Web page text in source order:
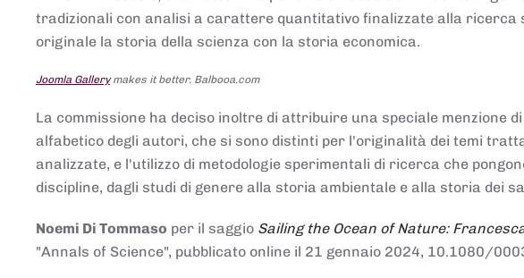
tradizionali con analisi a carattere quantitativo finalizzate alla
originale la storia della scienza con la storia economica.
Joomla Gallerymakes it better. Balbooa.com
La commissione ha deciso inoltre di attribuire una speciale menzione
alfabetico degli autori, che si sono distinti per l'originalità dei temi
analizzate, e l'utilizzo di metodologie sperimentali di ricerca che
discipline, dagli studi di genere alla storia ambientale e alla storia dei
Noemi Di Tommaso per il saggio Sailing the Ocean of Nature:
"Annals of Science", pubblicato online il 21 gennaio 2024, 10.1080/